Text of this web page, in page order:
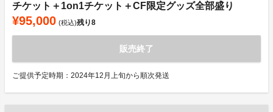
チケット＋1on1チケット＋CF限定グッズ全部盛り
¥95,000 (税込)残り8
販売終了
ご提供予定時期：2024年12月上旬から順次発送